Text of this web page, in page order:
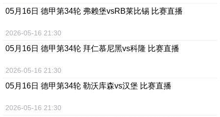
05月16日 德甲第34轮 弗赖堡vsRB莱比锡 比赛直播
2026-05-16 21:30
05月16日 德甲第34轮 拜仁慕尼黑vs科隆 比赛直播
2026-05-16 21:30
05月16日 德甲第34轮 勒沃库森vs汉堡 比赛直播
2026-05-16 21:30